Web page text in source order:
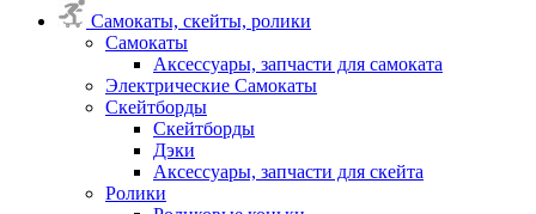
Самокаты, скейты, ролики
Самокаты
Аксессуары, запчасти для самоката
Электрические Самокаты
Скейтборды
Скейтборды
Дэки
Аксессуары, запчасти для скейта
Ролики